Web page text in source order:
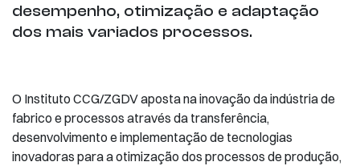
desempenho, otimização e adaptação
dos mais variados processos.
O Instituto CCG/ZGDV aposta na inovação da indústria de
fabrico e processos através da transferência,
desenvolvimento e implementação de tecnologias
inovadoras para a otimização dos processos de produção,